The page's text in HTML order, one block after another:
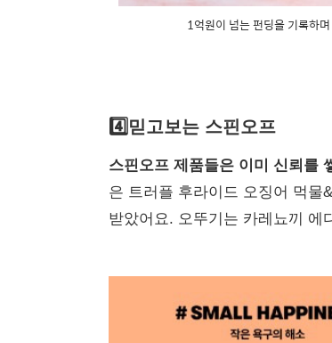
1억원이 넘는 펀딩을 기록하
4️⃣믿고보는 스핀오프
스핀오프 제품들은 이미 신뢰를
은 트러플 후라이드 오징어 먹물
받았어요. 오뚜기는 카레뇨끼 에